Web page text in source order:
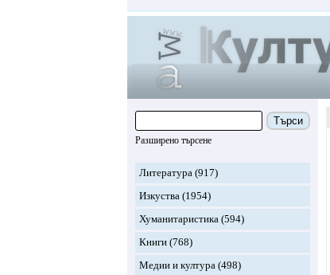
Търси
Разширено търсене
Литература (917)
Изкуства (1954)
Хуманитаристика (594)
Книги (768)
Медии и култура (498)